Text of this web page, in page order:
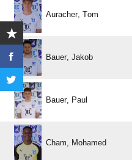
 
 
 
 